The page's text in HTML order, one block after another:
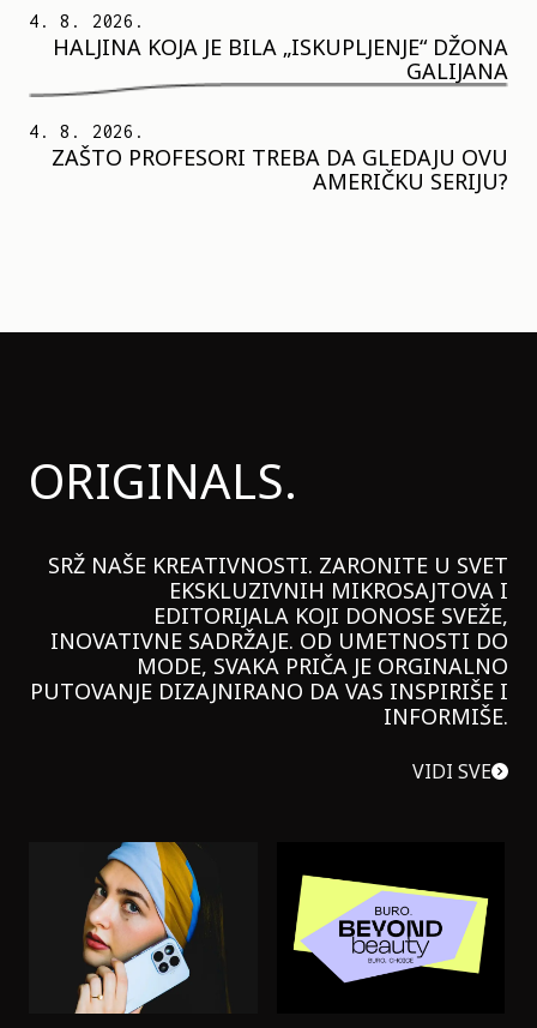
4. 8. 2026.
HALJINA KOJA JE BILA „ISKUPLJENJE“ DŽONA
GALIJANA
4. 8. 2026.
ZAŠTO PROFESORI TREBA DA GLEDAJU OVU
AMERIČKU SERIJU?
ORIGINALS.
SRŽ NAŠE KREATIVNOSTI. ZARONITE U SVET
EKSKLUZIVNIH MIKROSAJTOVA I
EDITORIJALA KOJI DONOSE SVEŽE,
INOVATIVNE SADRŽAJE. OD UMETNOSTI DO
MODE, SVAKA PRIČA JE ORGINALNO
PUTOVANJE DIZAJNIRANO DA VAS INSPIRIŠE I
INFORMIŠE.
VIDI SVE